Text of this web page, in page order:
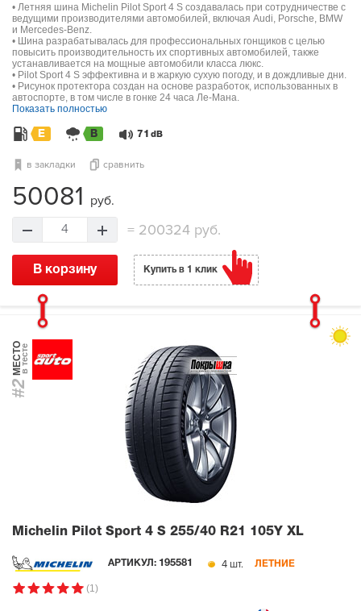
• Летняя шина Michelin Pilot Sport 4 S создавалась при сотрудничестве с
ведущими производителями автомобилей, включая Audi, Porsche, BMW
и Mercedes-Benz.
• Шина разрабатывалась для профессиональных гонщиков с целью
повысить производительность их спортивных автомобилей, также
устанавливается на мощные автомобили класса люкс.
• Pilot Sport 4 S эффективна и в жаркую сухую погоду, и в дождливые дни.
• Рисунок протектора создан на основе разработок, использованных в
автоспорте, в том числе в гонке 24 часа Ле-Мана.
Показать полностью
E B 71 dB
в закладки сравнить
50081 руб.
4 =200324 руб.
В корзину Купить в 1 клик
#2
МЕСТОв тесте
Michelin Pilot Sport 4 S 255/40 R21 105Y XL
АРТИКУЛ: 195581 4 шт. ЛЕТНИЕ
(1)